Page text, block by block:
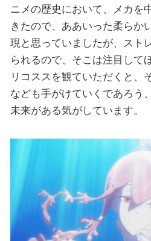
ニメの歴史において、メカを
きたので、ああいった柔らか
現と思っていましたが、スト
られるので、そこは注目して
リコススを観ていただくと、
なども手がけていくであろう
未来がある気がしています。